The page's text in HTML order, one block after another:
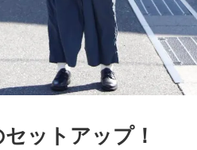
ットアップ！